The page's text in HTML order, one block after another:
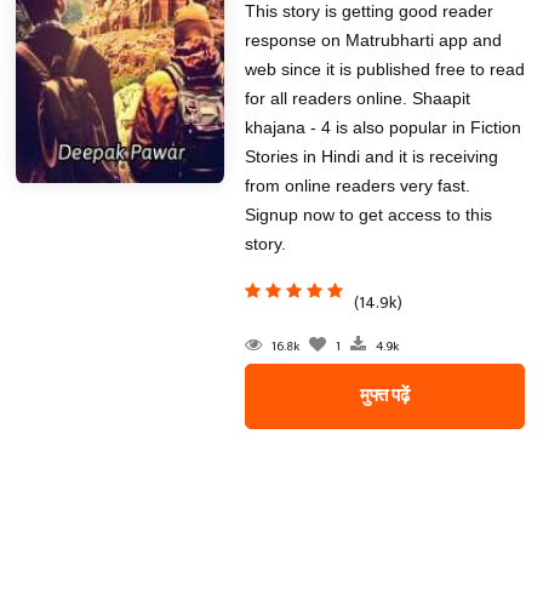
This story is getting good reader
response on Matrubharti app and
web since it is published free to read
for all readers online. Shaapit
khajana - 4 is also popular in Fiction
Stories in Hindi and it is receiving
from online readers very fast.
Signup now to get access to this
story.
(14.9k)
16.8k 1 4.9k
मुफ्त पढ़ें